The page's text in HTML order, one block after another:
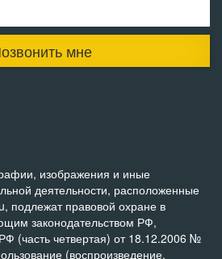
мне
изображения и иные
деятельности, расположенные
подлежат правовой охране в
законодательством РФ,
(часть четвертая) от 18.12.2006 №
(воспроизведение,